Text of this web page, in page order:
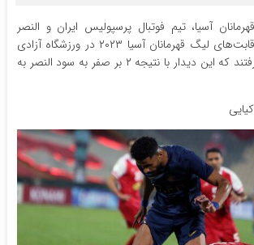
آسیا، تیم فوتبال پرسپولیس ایران و النصر
عربستان از گروه E رقابت‌های لیگ قهرمانان آسیا ۲۰۲۳ در ورزشگاه آزادی
تهران به مصاف هم رفتند که این دیدار با نتیجه ۲ بر صفر به سود النصر به